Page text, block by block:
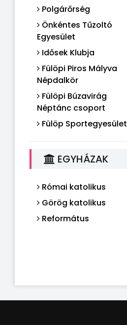
Polgárőrség
Önkéntes Tűzoltó
Egyesület
Idősek Klubja
Fülöpi Piros Mályva
Népdalkör
Fülöpi Búzavirág
Néptánc csoport
Fülöp Sportegyesület
EGYHÁZAK
Római katolikus
Görög katolikus
Református